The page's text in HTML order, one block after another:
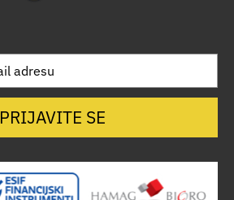
PRIJAVITE SE